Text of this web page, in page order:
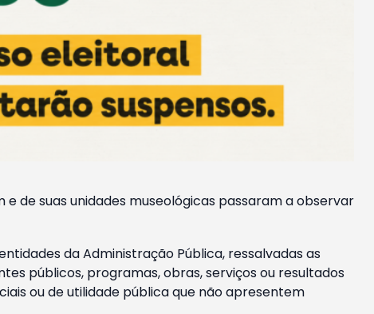
de suas unidades museológicas passaram a observar
da Administração Pública, ressalvadas as
públicos, programas, obras, serviços ou resultados
ou de utilidade pública que não apresentem